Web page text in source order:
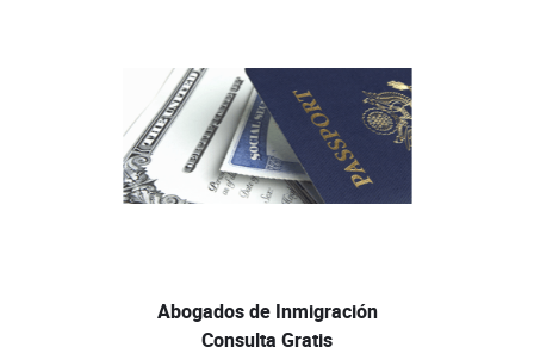
Abogados de Inmigración
Consulta Gratis